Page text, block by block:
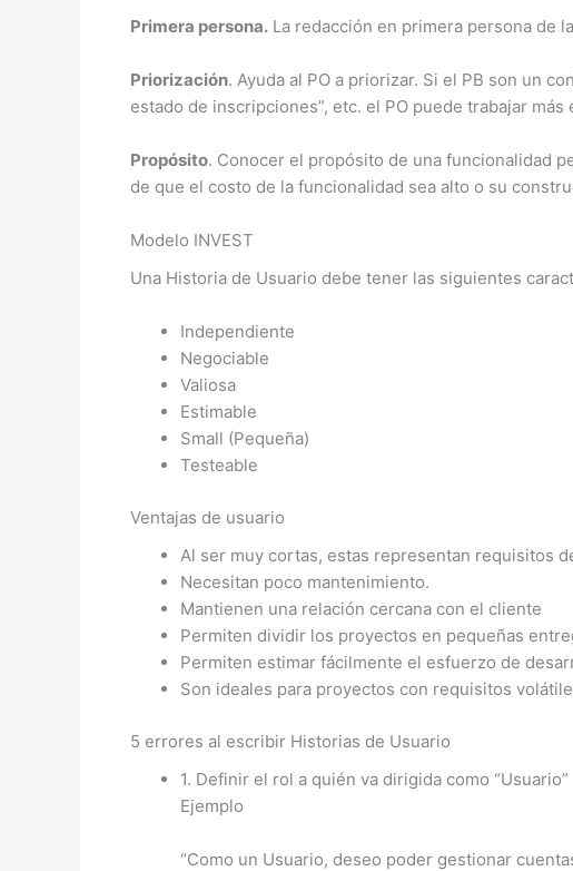
Primera persona. La redacción en primera persona de
Priorización. Ayuda al PO a priorizar. Si el PB son un
estado de inscripciones”, etc. el PO puede trabajar
Propósito. Conocer el propósito de una funcionalidad
de que el costo de la funcionalidad sea alto o su
Modelo INVEST
Una Historia de Usuario debe tener las siguientes
Independiente
Negociable
Valiosa
Estimable
Small (Pequeña)
Testeable
Ventajas de usuario
Al ser muy cortas, estas representan requisitos
Necesitan poco mantenimiento.
Mantienen una relación cercana con el cliente
Permiten dividir los proyectos en pequeñas
Permiten estimar fácilmente el esfuerzo de
Son ideales para proyectos con requisitos
5 errores al escribir Historias de Usuario
1. Definir el rol a quién va dirigida como “Usuario”
Ejemplo
“Como un Usuario, deseo poder gestionar